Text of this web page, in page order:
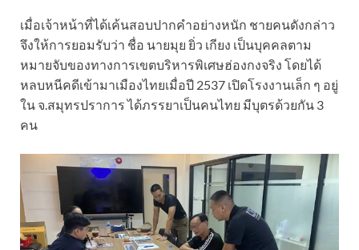
เมื่อเจ้าหน้าที่ได้เค้นสอบปากคำอย่างหนัก ชายคนดังกล่าว
จึงให้การยอมรับว่า ชื่อ นายมุย ยิ่ว เกียง เป็นบุคคลตาม
หมายจับของทางการเขตบริหารพิเศษฮ่องกงจริง โดยได้
หลบหนีคดีเข้ามาเมืองไทยเมื่อปี 2537 เปิดโรงงานเล็ก ๆ อยู่
ใน จ.สมุทรปราการ ได้ภรรยาเป็นคนไทย มีบุตรด้วยกัน 3
คน